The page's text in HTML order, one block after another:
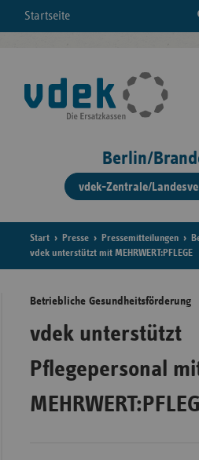
Startseite
Berlin/
vdek-Zentrale/
Start Presse Pressemitteilungen
vdek unterstützt mit MEHRWERT:PFLEGE
Betriebliche Gesundheitsförderung
vdek unterstützt
Pflegepersonal